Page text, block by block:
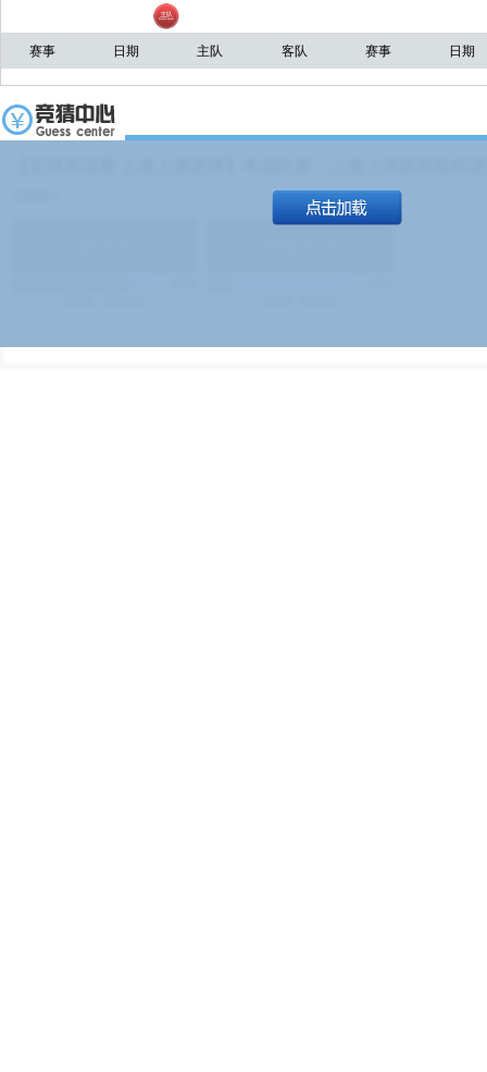
赛事 日期 主队 客队 赛事 日期